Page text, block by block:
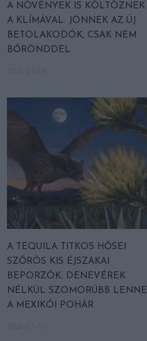
A NÖVÉNYEK IS KÖLTÖZNEK
A KLÍMÁVAL: JÖNNEK AZ ÚJ
BETOLAKODÓK, CSAK NEM
BŐRÖNDDEL
A TEQUILA TITKOS HŐSEI
SZŐRÖS KIS ÉJSZAKAI
BEPORZÓK: DENEVÉREK
NÉLKÜL SZOMORÚBB LENNE
A MEXIKÓI POHÁR